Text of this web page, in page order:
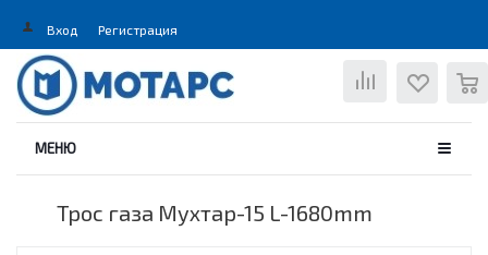
Вход Регистрация
МЕНЮ
Трос газа Мухтар-15 L-1680mm